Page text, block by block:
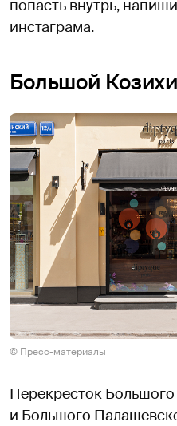
попасть внутрь,
инстаграма.
Большой
© Пресс-материалы
Перекресток
и Большого